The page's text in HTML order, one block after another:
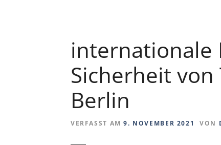
internationale
Sicherheit
Berlin
VERFASST AM 9. NOVEMBER 2021 VON